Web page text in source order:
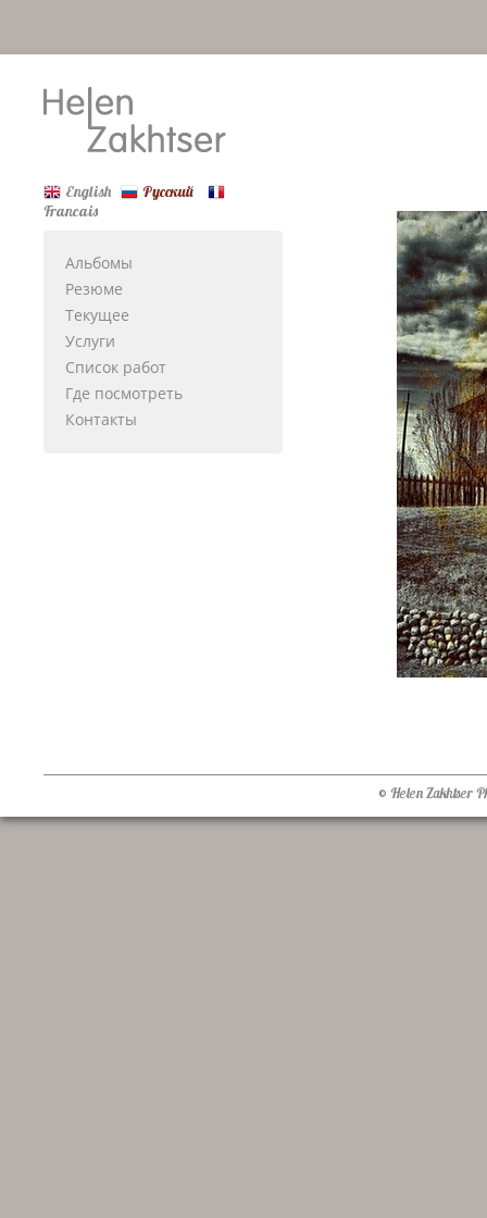
English
Русский
Francais
Альбомы
Резюме
Текущее
Услуги
Список работ
Где посмотреть
Контакты
© Helen Zakhtser